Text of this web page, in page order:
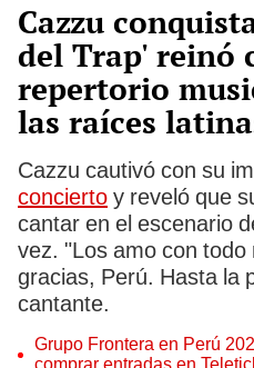
Cazzu
del Trap' reinó
repertorio
las raíces
Cazzu cautivó con su
concierto y reveló que
cantar en el escenario
vez. "Los amo con
gracias, Perú. Hasta la
cantante.
Grupo Frontera en Perú